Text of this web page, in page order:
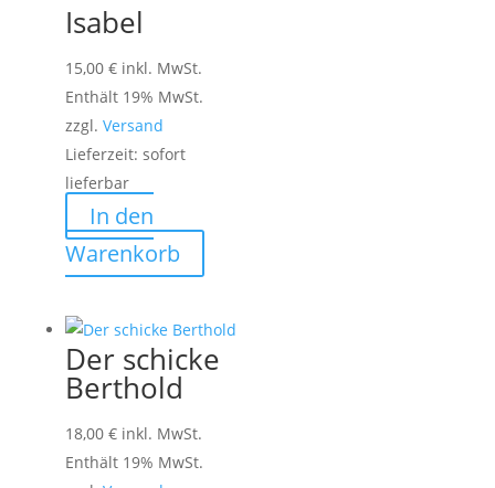
Isabel
15,00 € inkl. MwSt.
Enthält 19% MwSt.
zzgl. Versand
Lieferzeit: sofort
lieferbar
In den
Warenkorb
Der schicke
Berthold
18,00 € inkl. MwSt.
Enthält 19% MwSt.